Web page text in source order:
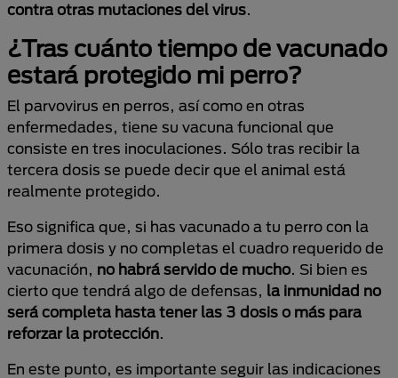
contra otras mutaciones del virus.
¿Tras cuánto tiempo de vacunado
estará protegido mi perro?
El parvovirus en perros, así como en otras
enfermedades, tiene su vacuna funcional que
consiste en tres inoculaciones. Sólo tras recibir la
tercera dosis se puede decir que el animal está
realmente protegido.
Eso significa que, si has vacunado a tu perro con la
primera dosis y no completas el cuadro requerido de
vacunación, no habrá servido de mucho. Si bien es
cierto que tendrá algo de defensas, la inmunidad no
será completa hasta tener las 3 dosis o más para
reforzar la protección.
En este punto, es importante seguir las indicaciones